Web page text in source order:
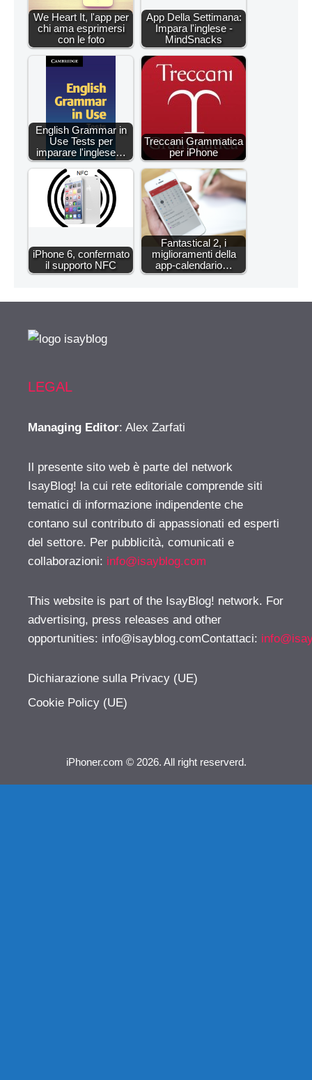
We Heart It, l'app per
chi ama esprimersi
con le foto
App Della Settimana:
Impara l'inglese -
MindSnacks
English Grammar in
Use Tests per
imparare l'inglese…
Treccani Grammatica
per iPhone
iPhone 6, confermato
il supporto NFC
Fantastical 2, i
miglioramenti della
app-calendario…
LEGAL
Managing Editor: Alex Zarfati
Il presente sito web è parte del network
IsayBlog! la cui rete editoriale comprende siti
tematici di informazione indipendente che
contano sul contributo di appassionati ed esperti
del settore. Per pubblicità, comunicati e
collaborazioni: info@isayblog.com
This website is part of the IsayBlog! network. For
advertising, press releases and other
opportunities: info@isayblog.comContattaci:
Dichiarazione sulla Privacy (UE)
Cookie Policy (UE)
iPhoner.com © 2026. All right reserverd.